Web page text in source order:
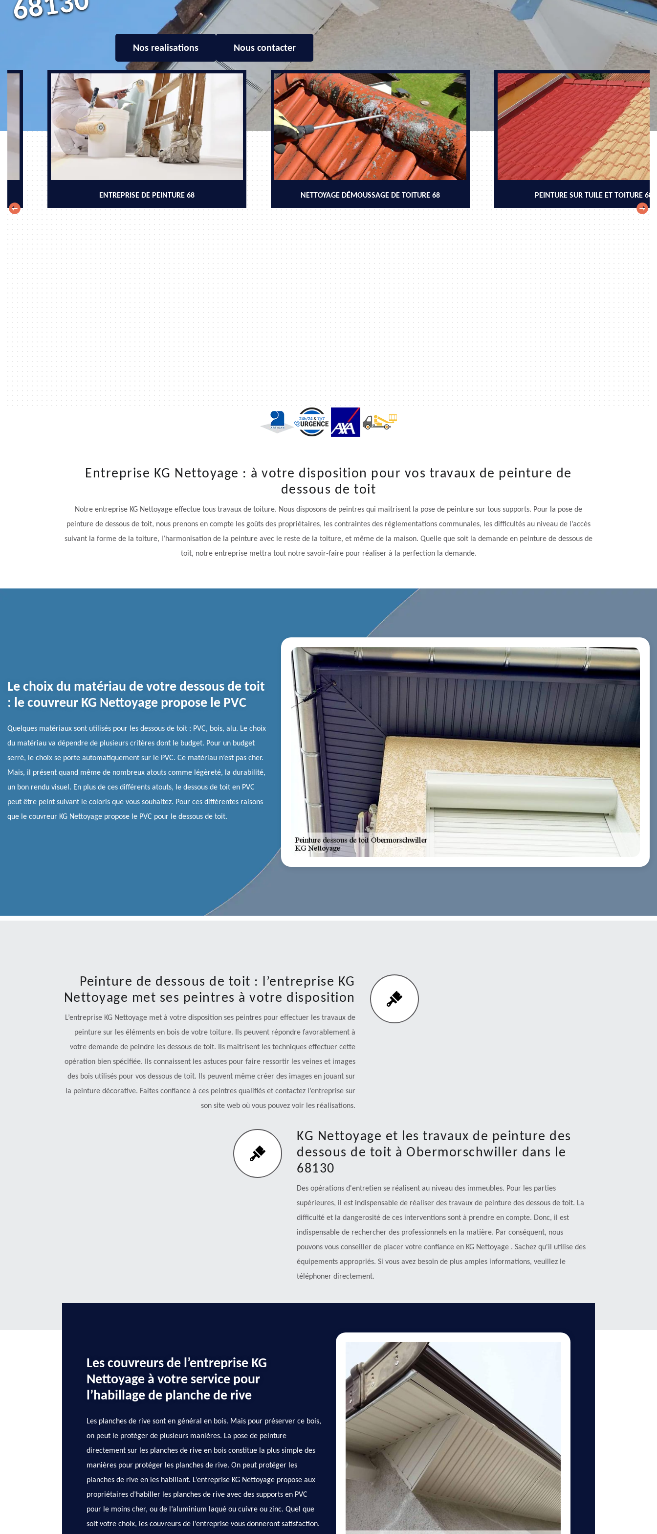
Nos realisations Nous contacter
ENTREPRISE DE PEINTURE 68 NETTOYAGE DÉMOUSSAGE DE TOITURE 68 PEINTURE SUR TUILE ET TOITURE 68
Entreprise KG Nettoyage : à votre disposition pour vos travaux de peinture de
dessous de toit
Notre entreprise KG Nettoyage effectue tous travaux de toiture. Nous disposons de peintres qui maitrisent la pose de peinture sur tous supports. Pour la pose de
peinture de dessous de toit, nous prenons en compte les goûts des propriétaires, les contraintes des réglementations communales, les difficultés au niveau de l’accès
suivant la forme de la toiture, l’harmonisation de la peinture avec le reste de la toiture, et même de la maison. Quelle que soit la demande en peinture de dessous de
toit, notre entreprise mettra tout notre savoir-faire pour réaliser à la perfection la demande.
Le choix du matériau de votre dessous de toit
: le couvreur KG Nettoyage propose le PVC
Quelques matériaux sont utilisés pour les dessous de toit : PVC, bois, alu. Le choix
du matériau va dépendre de plusieurs critères dont le budget. Pour un budget
serré, le choix se porte automatiquement sur le PVC. Ce matériau n’est pas cher.
Mais, il présent quand même de nombreux atouts comme légèreté, la durabilité,
un bon rendu visuel. En plus de ces différents atouts, le dessous de toit en PVC
peut être peint suivant le coloris que vous souhaitez. Pour ces différentes raisons
que le couvreur KG Nettoyage propose le PVC pour le dessous de toit.
Peinture de dessous de toit : l’entreprise KG
Nettoyage met ses peintres à votre disposition
L’entreprise KG Nettoyage met à votre disposition ses peintres pour effectuer les travaux de
peinture sur les éléments en bois de votre toiture. Ils peuvent répondre favorablement à
votre demande de peindre les dessous de toit. Ils maitrisent les techniques effectuer cette
opération bien spécifiée. Ils connaissent les astuces pour faire ressortir les veines et images
des bois utilisés pour vos dessous de toit. Ils peuvent même créer des images en jouant sur
la peinture décorative. Faites confiance à ces peintres qualifiés et contactez l’entreprise sur
son site web où vous pouvez voir les réalisations.
KG Nettoyage et les travaux de peinture des
dessous de toit à Obermorschwiller dans le
68130
Des opérations d'entretien se réalisent au niveau des immeubles. Pour les parties
supérieures, il est indispensable de réaliser des travaux de peinture des dessous de toit. La
difficulté et la dangerosité de ces interventions sont à prendre en compte. Donc, il est
indispensable de rechercher des professionnels en la matière. Par conséquent, nous
pouvons vous conseiller de placer votre confiance en KG Nettoyage . Sachez qu'il utilise des
équipements appropriés. Si vous avez besoin de plus amples informations, veuillez le
téléphoner directement.
Les couvreurs de l’entreprise KG
Nettoyage à votre service pour
l’habillage de planche de rive
Les planches de rive sont en général en bois. Mais pour préserver ce bois,
on peut le protéger de plusieurs manières. La pose de peinture
directement sur les planches de rive en bois constitue la plus simple des
manières pour protéger les planches de rive. On peut protéger les
planches de rive en les habillant. L’entreprise KG Nettoyage propose aux
propriétaires d’habiller les planches de rive avec des supports en PVC
pour le moins cher, ou de l’aluminium laqué ou cuivre ou zinc. Quel que
soit votre choix, les couvreurs de l’entreprise vous donneront satisfaction.